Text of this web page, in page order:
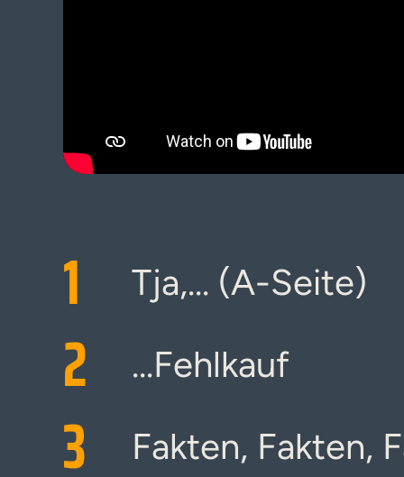
1 Tja,... (A-Seite)
2 ...Fehlkauf
3 Fakten, Fakten,